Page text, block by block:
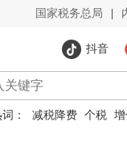
国家税务总局
抖音
： 减税降费 个税